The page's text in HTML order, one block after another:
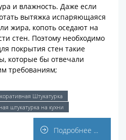
и влажность. Даже если
вытяжка испаряющаяся
жира, копоть оседают на
стен. Поэтому необходимо
покрытия стен такие
которые бы отвечали
требованиям;
Штукатурка
штукатурка на кухни
Подробнее ...